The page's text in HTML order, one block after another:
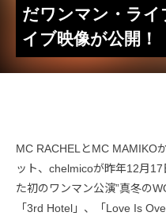
だワンマン・ライ
イブ映像が公開！
MC RACHELとMC MAMIKO
ット、chelmicoが昨年12月
た初のワンマン公演”真冬の
「3rd Hotel」、「Love Is